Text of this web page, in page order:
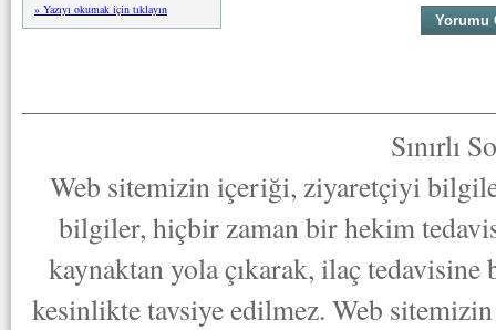
» Yazıyı okumak için tıklayın
Sınırlı
Web sitemizin içeriği, ziyaretçiyi
bilgiler, hiçbir zaman bir hekim
kaynaktan yola çıkarak, ilaç
kesinlikte tavsiye edilmez. Web